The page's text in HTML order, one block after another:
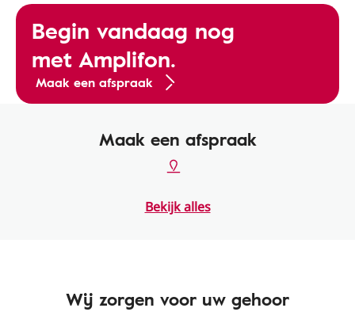
Begin vandaag nog
met Amplifon.
Maak een afspraak
Maak een afspraak
Bekijk alles
Wij zorgen voor uw gehoor